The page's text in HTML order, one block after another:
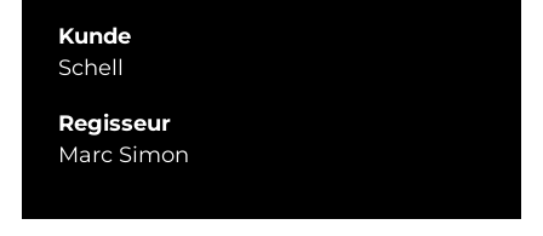
Kunde
Schell
Regisseur
Marc Simon